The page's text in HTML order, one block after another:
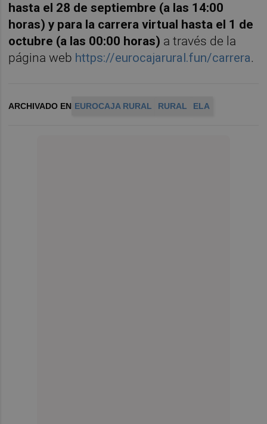
hasta el 28 de septiembre (a las 14:00
horas) y para la carrera virtual hasta el 1 de
octubre (a las 00:00 horas) a través de la
página web https://eurocajarural.fun/carrera.
ARCHIVADO EN EUROCAJA RURAL RURAL ELA